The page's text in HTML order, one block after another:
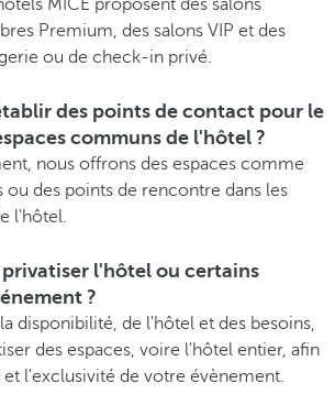
MICE proposent des salons
Premium, des salons VIP et des
ou de check-in privé.
des points de contact pour le
communs de l'hôtel ?
nous offrons des espaces comme
ou des points de rencontre dans les
l'hôtel.
l'hôtel ou certains
?
disponibilité, de l'hôtel et des besoins,
des espaces, voire l'hôtel entier, afin
l'exclusivité de votre évènement.